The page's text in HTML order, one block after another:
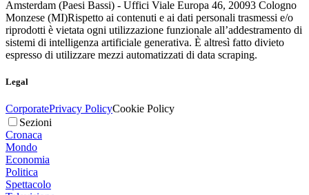
Amsterdam (Paesi Bassi) - Uffici Viale Europa 46, 20093 Cologno
Monzese (MI)Rispetto ai contenuti e ai dati personali trasmessi e/o
riprodotti è vietata ogni utilizzazione funzionale all’addestramento di
sistemi di intelligenza artificiale generativa. È altresì fatto divieto
espresso di utilizzare mezzi automatizzati di data scraping.
Legal
CorporatePrivacy PolicyCookie Policy
Sezioni
Cronaca
Mondo
Economia
Politica
Spettacolo